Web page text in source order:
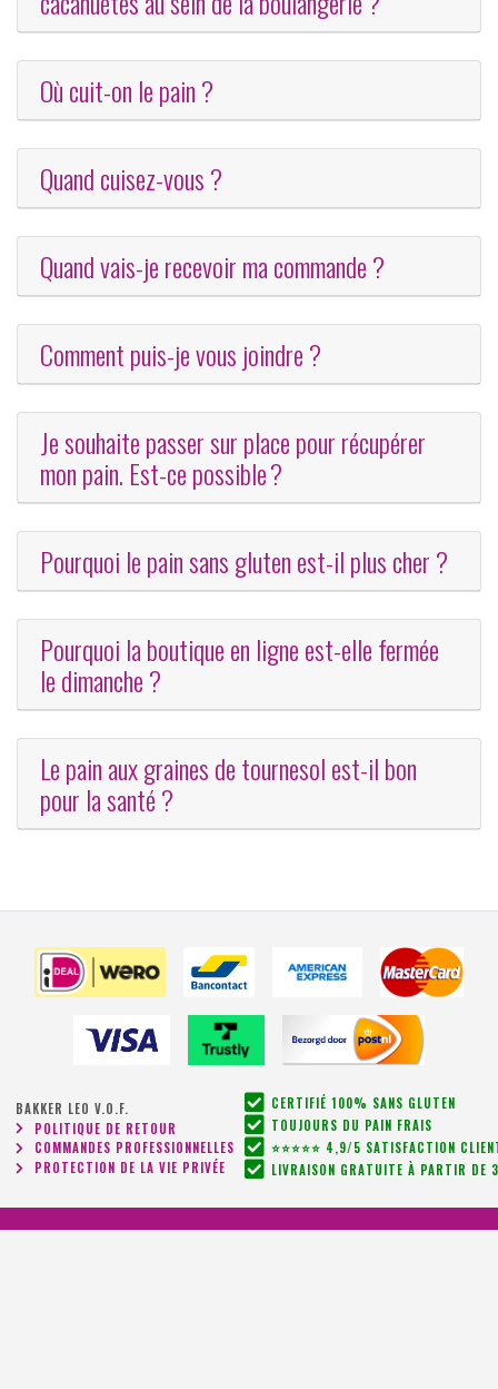
Où cuit-on le pain ?
Quand cuisez-vous ?
Quand vais-je recevoir ma commande ?
Comment puis-je vous joindre ?
Je souhaite passer sur place pour récupérer
mon pain. Est-ce possible ?
Pourquoi le pain sans gluten est-il plus cher ?
Pourquoi la boutique en ligne est-elle fermée
le dimanche ?
Le pain aux graines de tournesol est-il bon
pour la santé ?
BAKKER LEO V.O.F.
POLITIQUE DE RETOUR
COMMANDES PROFESSIONNELLES
PROTECTION DE LA VIE PRIVÉE
CERTIFIÉ 100% SANS GLUTEN
TOUJOURS DU PAIN FRAIS
⭐⭐⭐⭐⭐ 4,9/5 SATISFACTION
LIVRAISON GRATUITE À PARTIR DE